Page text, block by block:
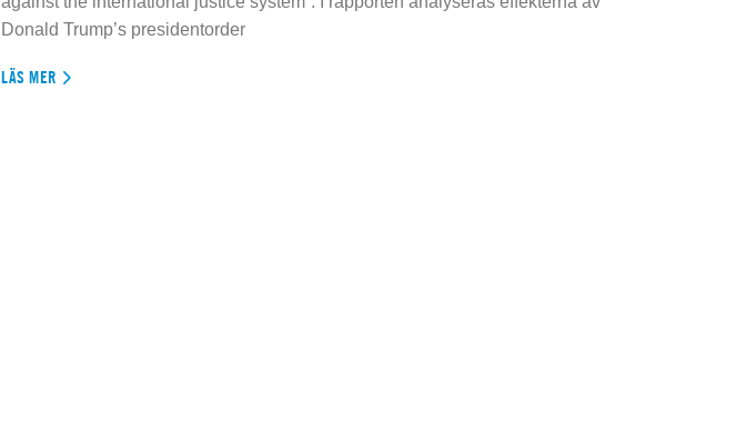
Donald Trump’s presidentorder
LÄS MER